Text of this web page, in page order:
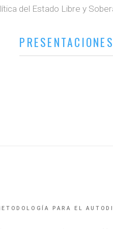
del Estado Libre y
PRESENTACIONES
PARA EL